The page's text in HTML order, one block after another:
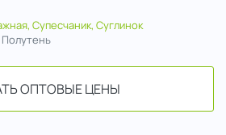
Супесчаник, Суглинок
ОПТОВЫЕ ЦЕНЫ